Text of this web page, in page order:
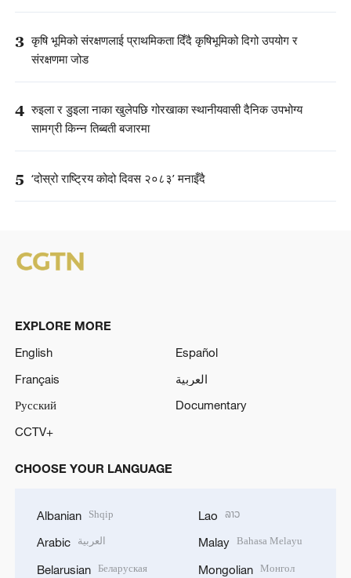
3 कृषि भूमिको संरक्षणलाई प्राथमिकता दिँदै कृषिभूमिको दिगो उपयोग र
संरक्षणमा जोड
4 रुइला र डुइला नाका खुलेपछि गोरखाका स्थानीयवासी दैनिक उपभोग्य
सामग्री किन्न तिब्बती बजारमा
5 ‘दोस्रो राष्ट्रिय कोदो दिवस २०८३’ मनाइँदै
EXPLORE MORE
English
Español
Français
العربية
Русский
Documentary
CCTV+
CHOOSE YOUR LANGUAGE
Albanian Shqip
Arabic العربية
Belarusian Беларуская
Lao ລາວ
Malay Bahasa Melayu
Mongolian Монгол